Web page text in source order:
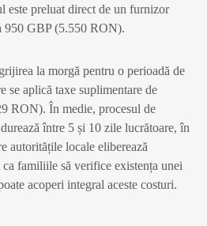
este preluat direct de un furnizor
950 GBP (5.550 RON).
la morgă pentru o perioadă de
se aplică taxe suplimentare de
RON). În medie, procesul de
între 5 și 10 zile lucrătoare, în
autoritățile locale eliberează
familiile să verifice existența unei
acoperi integral aceste costuri.